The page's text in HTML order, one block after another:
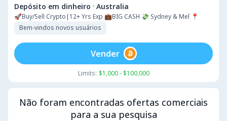
Depósito em dinheiro · Australia
🚀Buy/Sell Crypto|12+ Yrs Exp 💼BIG CASH 💸 Sydney & Mel 📍
Bem-vindos novos usuários
Limits: $1,000 - $100,000
Vender
Não foram encontradas ofertas comerciais
para a sua pesquisa